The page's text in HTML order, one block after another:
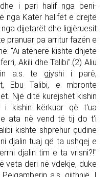
i pari halif nga beni-
nga Katër halifët e drejtë
nga dijetarët dhe ligjëruesit
pranuar pa arritur fazën e
"Ai atëherë kishte dhjetë
Akili dhe Talibi".(2) Aliu
a.s. te gjyshi i parë,
Ebu Talibi, e mbronte
Një ditë kurejshët kishin
i kishin kërkuar që t'ua
e ata në vend të tij do t'i
kishte shprehur çudinë
djalin tuaj që ta ushqej e
djalin tim e ta vrisni?!"
veta deri në vdekje, duke